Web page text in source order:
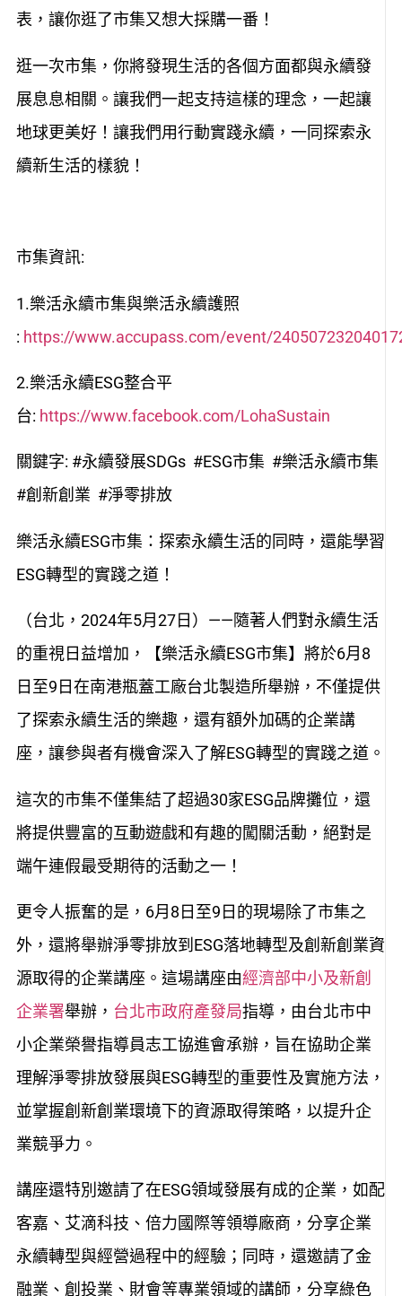
表，讓你逛了市集又想大採購一番！
逛一次市集，你將發現生活的各個方面都與永續發
展息息相關。讓我們一起支持這樣的理念，一起讓
地球更美好！讓我們用行動實踐永續，一同探索永
續新生活的樣貌！
市集資訊:
1.樂活永續市集與樂活永續護照
: https://www.accupass.com/event/
2.樂活永續ESG整合平
台: https://www.facebook.com/LohaSustain
關鍵字: #永續發展SDGs #ESG市集 #樂活永續市集
#創新創業 #淨零排放
樂活永續ESG市集：探索永續生活的同時，還能學習
ESG轉型的實踐之道！
（台北，2024年5月27日）——隨著人們對永續生活
的重視日益增加，【樂活永續ESG市集】將於6月8
日至9日在南港瓶蓋工廠台北製造所舉辦，不僅提供
了探索永續生活的樂趣，還有額外加碼的企業講
座，讓參與者有機會深入了解ESG轉型的實踐之道。
這次的市集不僅集結了超過30家ESG品牌攤位，還
將提供豐富的互動遊戲和有趣的闖關活動，絕對是
端午連假最受期待的活動之一！
更令人振奮的是，6月8日至9日的現場除了市集之
外，還將舉辦淨零排放到ESG落地轉型及創新創業資
源取得的企業講座。這場講座由經濟部中小及新創
企業署舉辦， 台北市政府產發局指導，由台北市中
小企業榮譽指導員志工協進會承辦，旨在協助企業
理解淨零排放發展與ESG轉型的重要性及實施方法，
並掌握創新創業環境下的資源取得策略，以提升企
業競爭力。
講座還特別邀請了在ESG領域發展有成的企業，如配
客嘉、艾滴科技、倍力國際等領導廠商，分享企業
永續轉型與經營過程中的經驗；同時，還邀請了金
融業、創投業、財會等專業領域的講師，分享綠色